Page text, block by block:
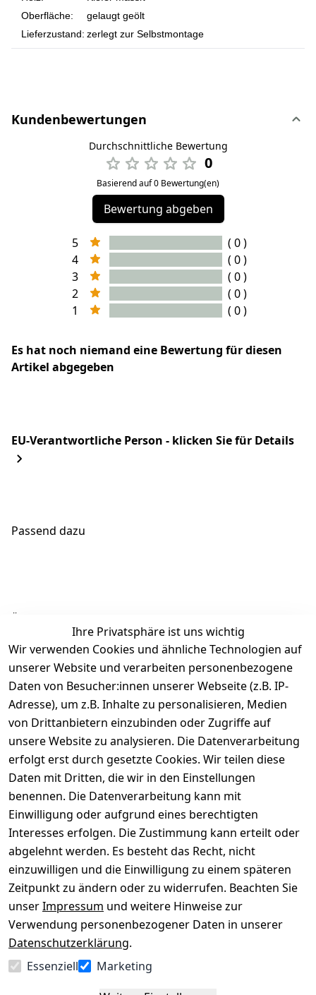
Oberfläche:
gelaugt geölt
Lieferzustand: zerlegt zur Selbstmontage
Kundenbewertungen
Durchschnittliche Bewertung
0
Basierend auf 0 Bewertung(en)
Bewertung abgeben
5
( 0 )
4
( 0 )
3
( 0 )
2
( 0 )
1
( 0 )
Es hat noch niemand eine Bewertung für diesen
Artikel abgegeben
EU-Verantwortliche Person - klicken Sie für Details
Passend dazu
Ähnliche Produkte
Ihre Privatsphäre ist uns wichtig
Wir verwenden Cookies und ähnliche Technologien auf
unserer Website und verarbeiten personenbezogene
Daten von Besucher:innen unserer Webseite (z.B. IP-
Adresse), um z.B. Inhalte zu personalisieren, Medien
von Drittanbietern einzubinden oder Zugriffe auf
unsere Website zu analysieren. Die Datenverarbeitung
erfolgt erst durch gesetzte Cookies. Wir teilen diese
Daten mit Dritten, die wir in den Einstellungen
benennen. Die Datenverarbeitung kann mit
Einwilligung oder aufgrund eines berechtigten
Interesses erfolgen. Die Zustimmung kann erteilt oder
abgelehnt werden. Es besteht das Recht, nicht
einzuwilligen und die Einwilligung zu einem späteren
Zeitpunkt zu ändern oder zu widerrufen. Beachten Sie
unserImpressum und weitere Hinweise zur
Verwendung personenbezogener Daten in unserer
Datenschutzerklärung.
Essenziell
Marketing
Rechtliches
AGB
Impressum
Datenschutze
rklärung
Barrierefreihe
itserklärung
Widerrufsrec
ht
Über uns
Kontakt
Registrieren
Kataloge zum
Download
Pflege &
Kundendienst
Kiefermöbel
Hilfe
Wir
versenden
mit
Zahle
bequem per
Vertrag
widerrufen